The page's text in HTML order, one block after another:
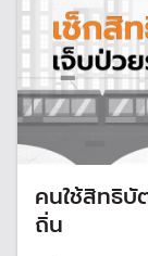
คนใช้สิทธิบั
ถิ่น